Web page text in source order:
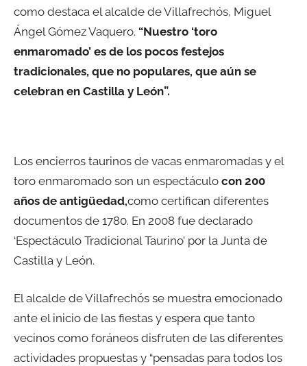
como destaca el alcalde de Villafrechós, Miguel
Ángel Gómez Vaquero. “Nuestro ‘toro
enmaromado’ es de los pocos festejos
tradicionales, que no populares, que aún se
celebran en Castilla y León”.
Los encierros taurinos de vacas enmaromadas y el
toro enmaromado son un espectáculo con 200
años de antigüedad,como certifican diferentes
documentos de 1780. En 2008 fue declarado
‘Espectáculo Tradicional Taurino’ por la Junta de
Castilla y León.
El alcalde de Villafrechós se muestra emocionado
ante el inicio de las fiestas y espera que tanto
vecinos como foráneos disfruten de las diferentes
actividades propuestas y “pensadas para todos los